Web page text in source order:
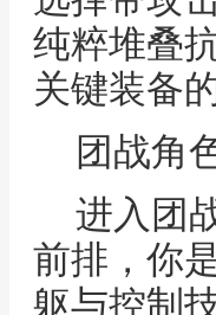
纯粹堆叠
关键装备
团战角
进入团
前排，你
躯与控制